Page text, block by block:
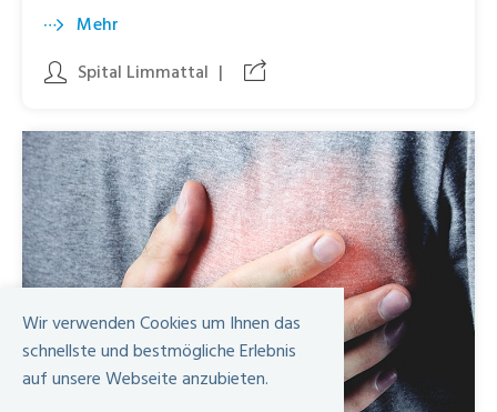
Mehr
Spital Limmattal |
Wir verwenden Cookies um Ihnen das
schnellste und bestmögliche Erlebnis
auf unsere Webseite anzubieten.